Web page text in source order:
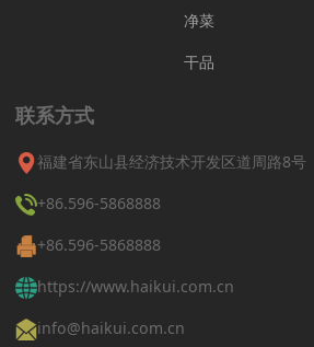
净菜
干品
联系方式
福建省东山县经济技术开发区道周路8号
+86.596-5868888
+86.596-5868888
https://www.haikui.com.cn
info@haikui.com.cn